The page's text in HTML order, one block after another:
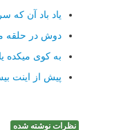
یاد باد آن که
دوش در حلقه
به کوی میکده
پیش از اینت
نظرات نوشته شده